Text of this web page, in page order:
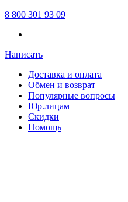
8 800 301 93 09
Написать
Доставка и оплата
Обмен и возврат
Популярные вопросы
Юр.лицам
Скидки
Помощь